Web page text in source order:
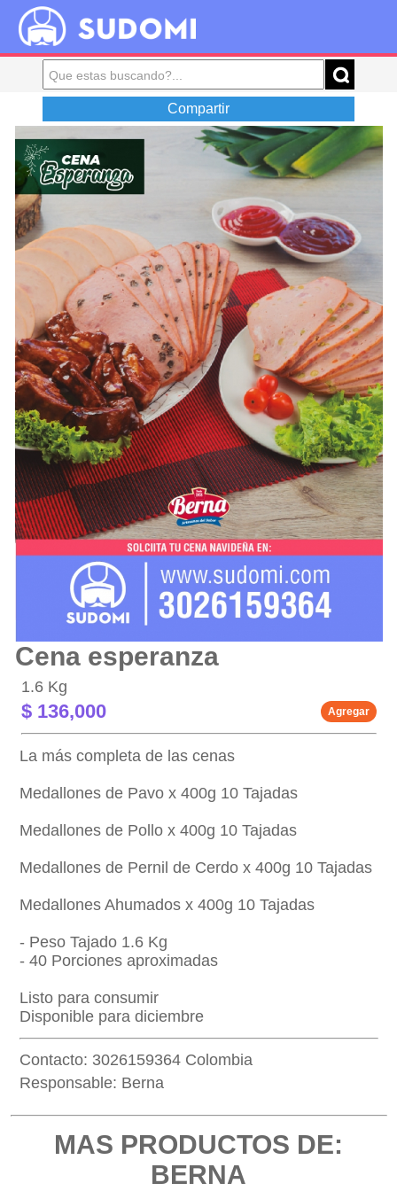
Compartir
Cena esperanza
1.6 Kg
$ 136,000 Agregar
La más completa de las cenas
Medallones de Pavo x 400g 10 Tajadas
Medallones de Pollo x 400g 10 Tajadas
Medallones de Pernil de Cerdo x 400g 10 Tajadas
Medallones Ahumados x 400g 10 Tajadas
- Peso Tajado 1.6 Kg
- 40 Porciones aproximadas
Listo para consumir
Disponible para diciembre
Contacto: 3026159364 Colombia
Responsable: Berna
MAS PRODUCTOS DE:
BERNA